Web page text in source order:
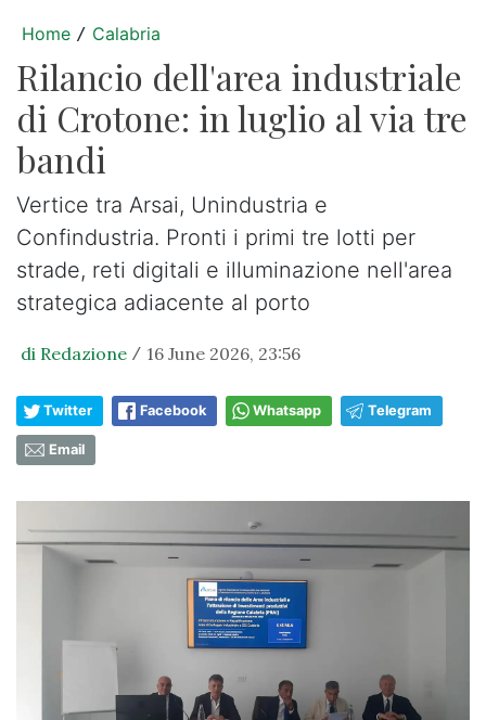
Home / Calabria
Rilancio dell'area industriale
di Crotone: in luglio al via tre
bandi
Vertice tra Arsai, Unindustria e
Confindustria. Pronti i primi tre lotti per
strade, reti digitali e illuminazione nell'area
strategica adiacente al porto
di Redazione / 16 June 2026, 23:56
Twitter Facebook Whatsapp Telegram
Email